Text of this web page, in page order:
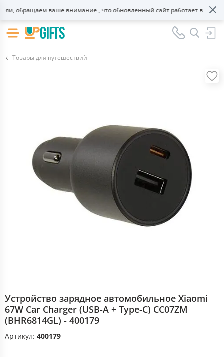
обращаем ваше внимание , что обновленный сайт работает в
Товары для путешествий
Устройство зарядное автомобильное Xiaomi
67W Car Charger (USB-A + Type-C) CC07ZM
(BHR6814GL) - 400179
Артикул: 400179